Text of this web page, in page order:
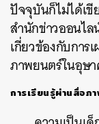
ปัจจุบันก็ไม่ได้เขี
สำนักข่าวออนไ
เกี่ยวข้องกับการ
ภาพยนตร์ในอุษ
การเรียนรู้ผ่านสื่อภ